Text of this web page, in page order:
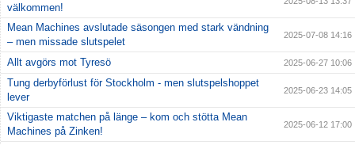
välkommen!
Mean Machines avslutade säsongen med stark vändning
– men missade slutspelet
2025-07-08 14:16
Allt avgörs mot Tyresö 2025-06-27 10:06
Tung derbyförlust för Stockholm - men slutspelshoppet
lever
2025-06-23 14:05
Viktigaste matchen på länge – kom och stötta Mean
Machines på Zinken!
2025-06-12 17:00